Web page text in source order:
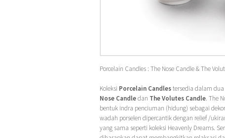
Porcelain Candles : The Nose Candle & The
Koleksi Porcelain Candlestersedia dalam
Nose Candledan The Volutes Candle. The
bentuk indra penciuman (hidung) sebagai
wadah porselen dipercantik dengan relief /
yang sama seperti koleksi Heavenly Dreams.